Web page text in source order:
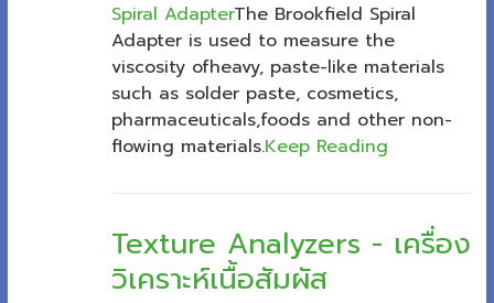
Spiral AdapterThe Brookfield Spiral
Adapter is used to measure the
viscosity ofheavy, paste-like materials
such as solder paste, cosmetics,
pharmaceuticals,foods and other non-
flowing materials.Keep Reading
Texture Analyzers - เครื่อง
วิเคราะห์เนื้อสัมผัส